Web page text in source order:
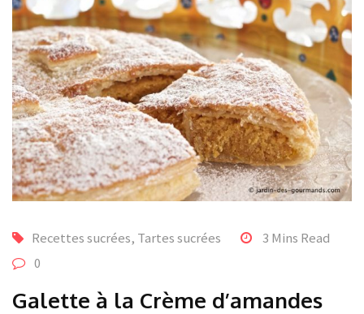
Recettes sucrées, Tartes sucrées
3 Mins Read
0
Galette à la Crème d’amandes